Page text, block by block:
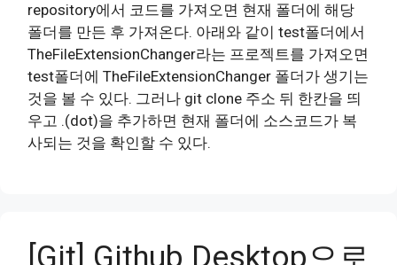
repository에서 코드를 가져오면 현재 폴더에 해당
폴더를 만든 후 가져온다. 아래와 같이 test폴더에서
TheFileExtensionChanger라는 프로젝트를 가져오면
test폴더에 TheFileExtensionChanger 폴더가 생기는
것을 볼 수 있다. 그러나 git clone 주소 뒤 한칸을 띄
우고 .(dot)을 추가하면 현재 폴더에 소스코드가 복
사되는 것을 확인할 수 있다.
[Git] Github Desktop으로